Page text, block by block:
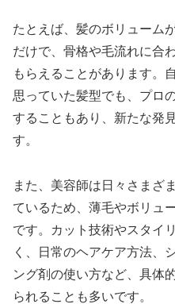
たとえば、髪のボリューム
だけで、骨格や毛流れに合
もらえることがあります。
思っていた髪型でも、プロ
することもあり、新たな発
す。
また、美容師は日々さまざ
ているため、薄毛やボリュ
です。カット技術やスタイ
く、日常のヘアケア方法、
ング剤の使い方など、具体
られることも多いです。